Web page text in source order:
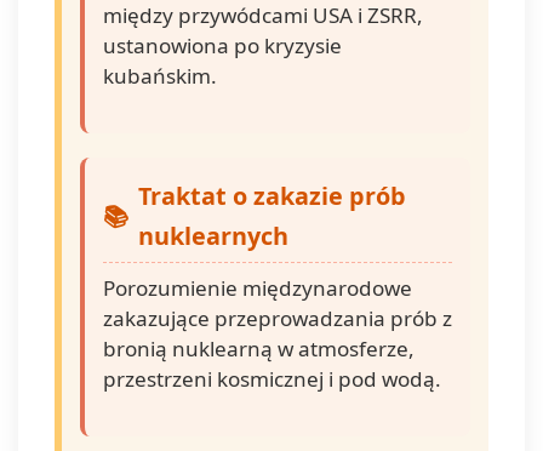
między przywódcami USA i ZSRR,
ustanowiona po kryzysie
kubańskim.
Traktat o zakazie prób
nuklearnych
Porozumienie międzynarodowe
zakazujące przeprowadzania prób z
bronią nuklearną w atmosferze,
przestrzeni kosmicznej i pod wodą.